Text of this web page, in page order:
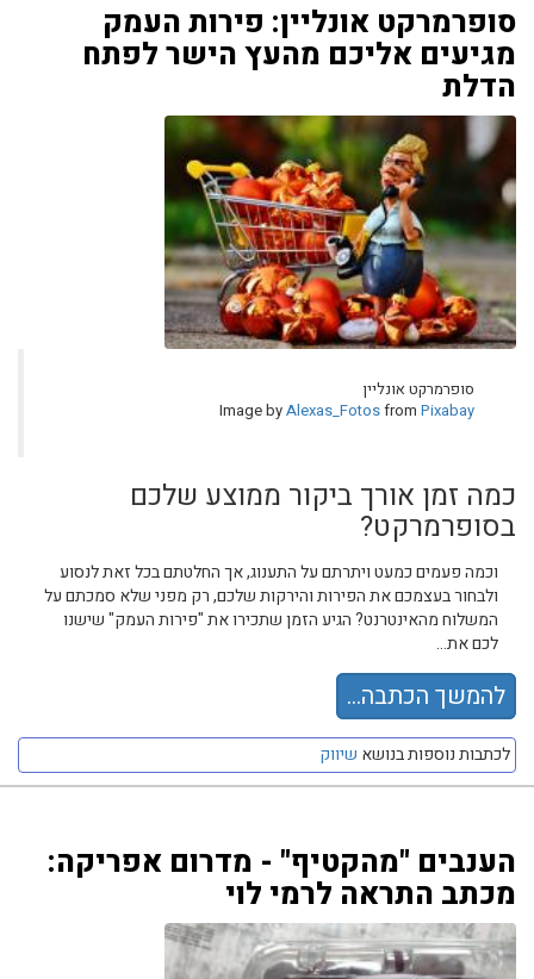
סופרמרקט אונליין: פירות העמק
מגיעים אליכם מהעץ הישר לפתח
הדלת
סופרמרקט אונליין
Image byAlexas_Fotosfrom Pixabay
כמה זמן אורך ביקור ממוצע שלכם
בסופרמרקט?
וכמה פעמים כמעט ויתרתם על התענוג, אך החלטתם בכל זאת לנסוע
ולבחור בעצמכם את הפירות והירקות שלכם, רק מפני שלא סמכתם על
המשלוח מהאינטרנט? הגיע הזמן שתכירו את "פירות העמק" שישנו
לכם את...
להמשך הכתבה...
לכתבות נוספות בנושא שיווק
הענבים "מהקטיף" - מדרום אפריקה:
מכתב התראה לרמי לוי